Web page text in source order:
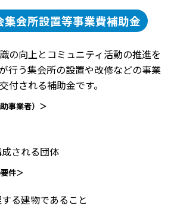
会所設置等事業費補助金
の向上とコミュニティ活動の推進を
行う集会所の設置や改修などの事業
付される補助金です。
事業者）＞
される団体
件＞
る建物であること